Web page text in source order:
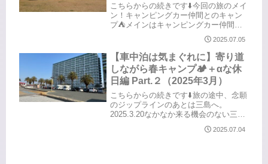
こちらからの続きです⬇️今回の旅のメイ
ン！キャンピングカー仲間とのキャン
プ⛺️メインはキャンピングカー仲間と
の久しぶりのキャンプ⛺️バンコンから
始まった仲間たちで、もう長いお付き
合い。今回は、SNSで繋がった大所帯
のグループから派生した ”...
2025.07.05
【車中泊は気まぐれに】寄り道
しながら春キャンプ🏕️＋αな休
日編 Part.２（2025年3月）
こちらからの続きです⬇️旅の途中、念願
のジップラインのあとは三島へ。
2025.3.20なかなか来る機会のない三
島。ふと思い出した、まさやんの職場
の同期のお仲間のこと。入社して研修
2025.07.04